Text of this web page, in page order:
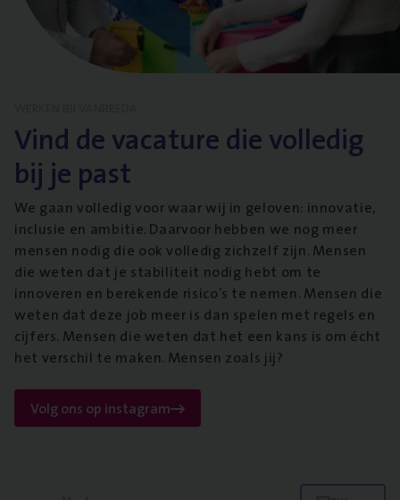
Vind de vacature die volledig
bij je past
We gaan volledig voor waar wij in geloven: innovatie,
inclusie en ambitie. Daarvoor hebben we nog meer
mensen nodig die ook volledig zichzelf zijn. Mensen
die weten dat je stabiliteit nodig hebt om te
innoveren en berekende risico’s te nemen. Mensen die
weten dat deze job meer is dan spelen met regels en
cijfers. Mensen die weten dat het een kans is om écht
het verschil te maken. Mensen zoals jij?
Volg ons op instagram